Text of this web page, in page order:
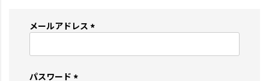
メールアドレス
必
パスワード